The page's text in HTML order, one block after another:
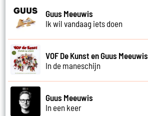
Guus Meeuwis
Ik wil vandaag iets doen
VOF De Kunst en Guus Meeuwis
In de maneschijn
Guus Meeuwis
In een keer